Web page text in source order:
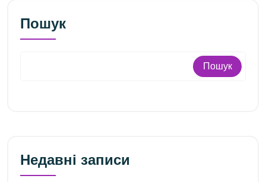
Пошук
Пошук
Недавні записи